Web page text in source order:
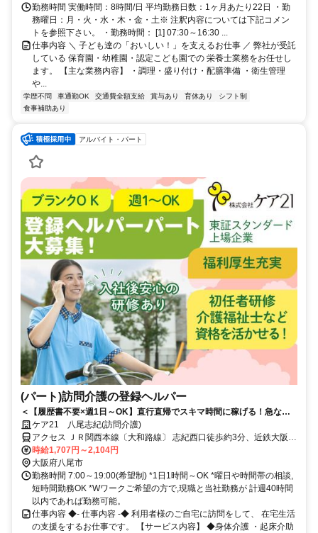
勤務時間 実働時間：8時間/日 平均勤務日数：1ヶ月あたり22日 ・勤
務曜日：月・火・水・木・金・土※ 注釈内容については下記コメン
トを参照下さい。 ・勤務時間： [1] 07:30～16:30 ...
仕事内容 ＼ 子ども達の「おいしい！」を支えるお仕事 ／ 弊社が受託
している 保育園・幼稚園・認定こども園での 栄養士業務をお任せし
ます。 【主な業務内容】 ・調理・盛り付け・配膳準備 ・衛生管理
や...
学歴不問 車通勤OK 交通費全額支給 賞与あり 育休あり
シフト制
食事補助あり
アルバイト・パート
(パート)訪問介護の登録ヘルパー
＜【履歴書不要×週1日～OK】直行直帰でスキマ時間に稼げる！急なキ
ャンセルも手当有！定年無し！＞★履歴書の準備不要★未経験者OK！働
きやすいシフト制！急なキャンセルが発生した場合でも手当で給与を補
償！
ケア21 八尾志紀(訪問介護)
アクセス ＪＲ関西本線〔大和路線〕 志紀西口徒歩約3分、近鉄大阪線
法善寺徒歩約21分、近鉄大阪線 恩智出入口2徒歩約23分 JR大和路線
「志紀」駅から徒歩約5分
時給1,707円～2,104円
大阪府八尾市
勤務時間 7:00～19:00(希望制) *1日1時間～OK *曜日や時間帯の相談,
短時間勤務OK *Wワークご希望の方で,現職と当社勤務が 計週40時間
以内であれば勤務可能。
仕事内容 ◆- 仕事内容 -◆ 利用者様のご自宅に訪問をして、 在宅生活
の支援をするお仕事です。 【サービス内容】 ◆身体介護 ・起床介助